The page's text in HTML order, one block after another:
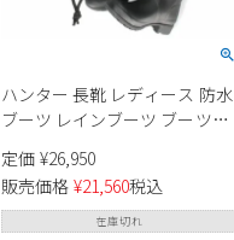
ハンター 長靴 レディース 防水
ブーツ レインブーツ ブーツ
HUNTER ブーツ 滑らない 完全
防水 オリジナルツアー
WFT2210RMA ブラック 防滑
定価 ¥26,950
販売価格 ¥21,560税込
在庫切れ